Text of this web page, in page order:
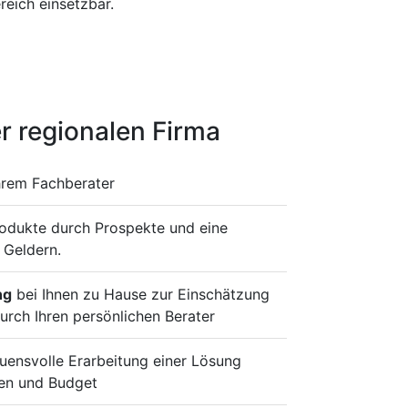
regionalen Firma
Fachberater
durch Prospekte und eine
bei Ihnen zu Hause zur Einschätzung
Ihren persönlichen Berater
Erarbeitung einer Lösung
und Budget